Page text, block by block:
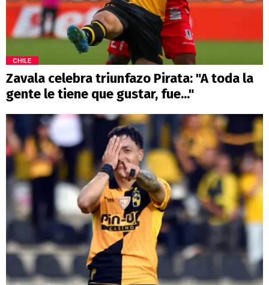
CHILE
Zavala celebra triunfazo Pirata: "A toda la
gente le tiene que gustar, fue..."